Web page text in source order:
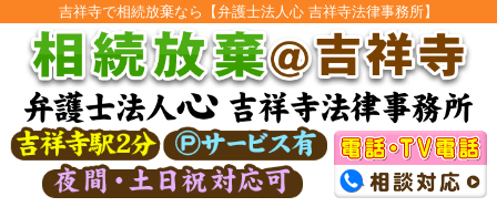
吉祥寺で相続放棄なら【弁護士法人心 吉祥寺法律事務所】